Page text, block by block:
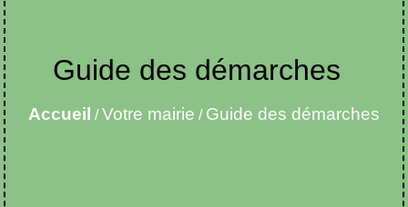
Guide des démarches
Accueil /Votre mairie / Guide des démarches